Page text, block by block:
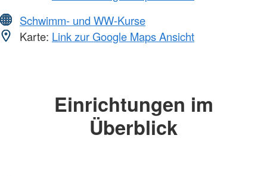
Schwimm- und WW-Kurse
Karte: Link zur Google Maps Ansicht
Einrichtungen im
Überblick